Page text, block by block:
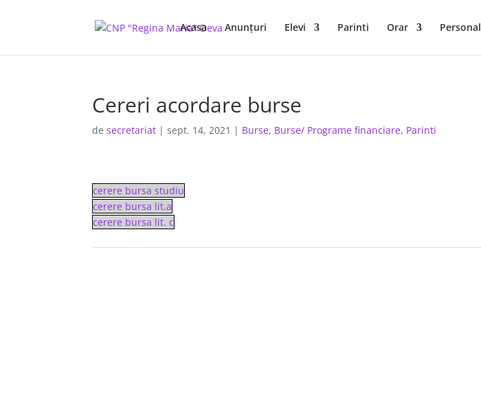
Acasa Anunţuri Elevi Parinti Orar Personal
Cereri acordare burse
desecretariat |sept. 14, 2021 | Burse, Burse/ Programe financiare, Parinti
cerere bursa studiu
cerere bursa lit.a
cerere bursa lit. c